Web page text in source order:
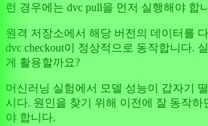
런 경우에는 dvc pull을 먼저 실행해야 합
원격 저장소에서 해당 버전의 데이터를
dvc checkout이 정상적으로 동작합니다.
게 활용할까요?
머신러닝 실험에서 모델 성능이 갑자기
시다. 원인을 찾기 위해 이전에 잘 동작하
야 합니다.